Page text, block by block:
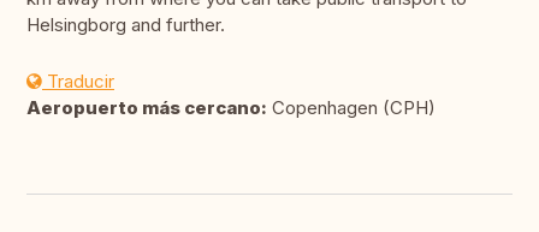
Helsingborg and further.
Traducir
Aeropuerto más cercano: Copenhagen (CPH)